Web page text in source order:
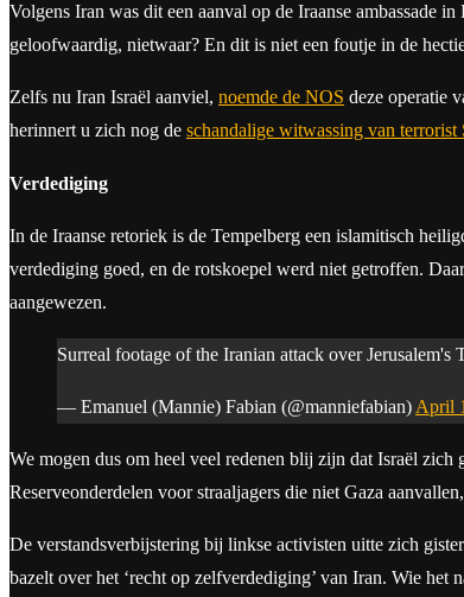
Volgens Iran was dit een aanval op de Iraanse ambassade in
geloofwaardig, nietwaar? En dit is niet een foutje in de
Zelfs nu Iran Israël aanviel, noemde de NOS deze operatie
herinnert u zich nog de schandalige witwassing van terrorist
Verdediging
In de Iraanse retoriek is de Tempelberg een islamitisch
verdediging goed, en de rotskoepel werd niet getroffen.
aangewezen.
Surreal footage of the Iranian attack over
— Emanuel (Mannie) Fabian (@manniefabian) April
We mogen dus om heel veel redenen blij zijn dat Israël
Reserveonderdelen voor straaljagers die niet Gaza
De verstandsverbijstering bij linkse activisten uitte zich
bazelt over het ‘recht op zelfverdediging’ van Iran. Wie het